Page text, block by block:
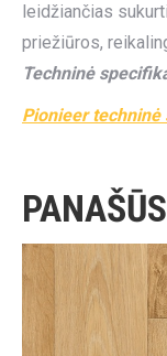
leidžiančias
priežiūros,
Techninė
Pionieer